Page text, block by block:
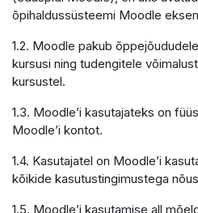
õpihaldussüsteemi Moodle
1.2. Moodle pakub
kursusi ning tudengitele
kursustel.
1.3. Moodle’i kasutajateks on
Moodle’i kontot.
1.4. Kasutajatel on Moodle’i
kõikide kasutustingimustega
1.5. Moodle’i kasutamise all